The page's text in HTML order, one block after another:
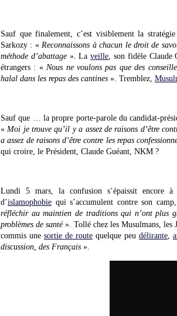
Sauf que finalement, c’est visiblement la
Sarkozy : «Reconnaissons à chacun le droit de
méthode d’abattage». Laveille, son fidèle Claude
étrangers : «Nous ne voulons pas que des
halal dans les repas des cantines ». Tremblez,
Sauf que … la propre porte-parole du candidat-
« Moi je trouve qu’il y a assez de raisons d’être
a assez de raisons d’être contre les repas
qui croire, le Président, Claude Guéant, NKM ?
Lundi 5 mars, la confusion s’épaissit encore
d’islamophobie qui s’accumulent contre son
réfléchir au maintien de traditions qui n’ont plus
problèmes de santé». Tollé chez les Musulmans, les
commis une sortie de route quelque peu délirante
discussion, des Français ».